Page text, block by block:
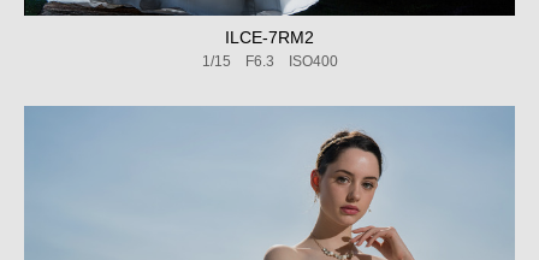
ILCE-7RM2
1/15 F6.3 ISO400